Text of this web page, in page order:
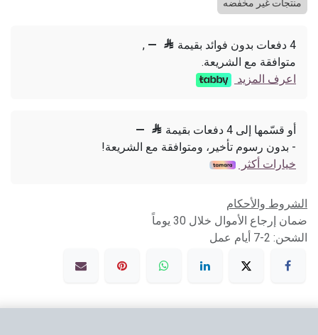
منتجات غير مخفضه
4 دفعات بدون فوائد بقيمة 
—
,
متوافقة مع الشريعة.
اعرف المزيد
أو قسّمها إلى 4 دفعات بقيمة 
—
- بدون رسوم تأخير، ومتوافقة مع الشريعة!
خيارات أكثر
الشروط والأحكام
ضمان إرجاع الأموال خلال 30 يوماً
الشحن: 2-7 أيام عمل